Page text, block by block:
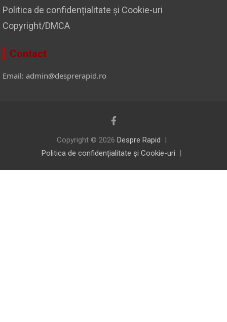
Politica de confidențialitate și Cookie-uri
Copyright/DMCA
Contact
Email: admin@desprerapid.ro
Copyright © 2026 Despre Rapid
Politica de confidențialitate și Cookie-uri